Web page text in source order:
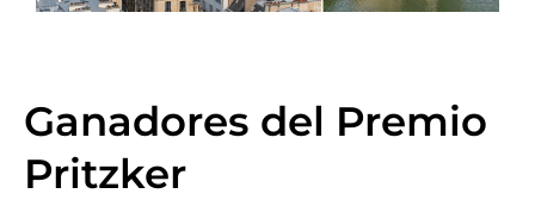
Ganadores del Premio
Pritzker